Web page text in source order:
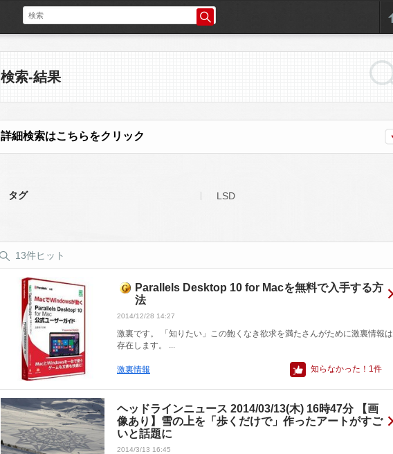
検索-結果
詳細検索はこちらをクリック
タグ LSD
13件ヒット
Parallels Desktop 10 for Macを無料で入手する方
法
2014/12/28 14:27
激裏です。 「知りたい」この飽くなき欲求を満たさんがために激裏情報は
存在します。 ...
激裏情報 知らなかった！ 1件
ヘッドラインニュース 2014/03/13(木) 16時47分 【画
像あり】雪の上を「歩くだけで」作ったアートがすご
いと話題に
2014/3/13 16:45